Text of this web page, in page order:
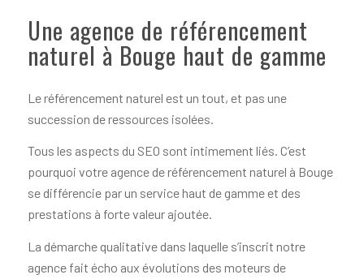
Une agence de référencement
naturel à Bouge haut de gamme
Le référencement naturel est un tout, et pas une
succession de ressources isolées.
Tous les aspects du SEO sont intimement liés. C’est
pourquoi votre agence de référencement naturel à Bouge
se différencie par un service haut de gamme et des
prestations à forte valeur ajoutée.
La démarche qualitative dans laquelle s’inscrit notre
agence fait écho aux évolutions des moteurs de